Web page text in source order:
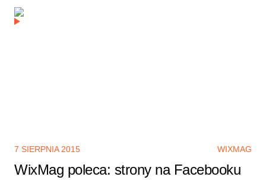
7 SIERPNIA 2015 WIXMAG
WixMag poleca: strony na Facebooku